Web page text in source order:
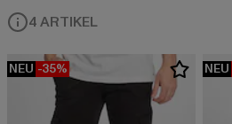
4 ARTIKEL
NEU -35% NEU